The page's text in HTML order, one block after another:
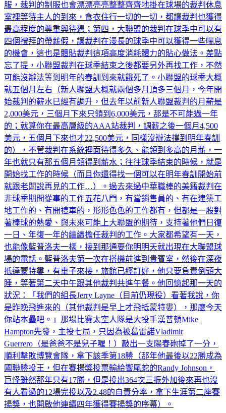
服，裁判的制服也會漂漂亮亮整整齊齊地掛在球場的裁判休息
室裡等待主人的到來，食衣住行一切的一切，都讓裁判也獲得
最高程度的尊重與待遇；第四，大聯盟的裁判在球季中可以有
四個禮拜的帶薪假，讓裁判在漫長的球季中可以獲得一些喘息
的機會，這也是體貼裁判這項高度消耗體力的貼心做法。差點
忘了提，小聯盟裁判在球季結束之後都要另外再找工作，不然
可能沒辦法等到明年的春訓到來就餓死了。小聯盟的球季大概
就五個月左右（新人聯盟大概就兩個多月頂多三個月，今年開
始裁判的薪水已經有調升，但去年以前新人聯盟裁判的月薪是
2,000美元，三個月下來只領到6,000美元，那是不可能過一年
的；就算你在最高層級的AAA站裁判，調薪之後一個月4,500
美元，五個月下來也才22,500美元，同樣沒辦法撐到明年春訓
的），不管裁判在系統裡面待得多久、能領到多高的月薪，一
年也就只有那五個月領得到薪水；往往球季結束的時候，就是
開始找工作的時候（而且你還得找一個可以在明年春訓開始前
就跟老闆說再見的工作…）。過去來過中華職棒的美籍裁判在
非球季期間從事的工作五花八門，有當銷售員的、有在建築工
地工作的、有開禮車的，形形色色的工作都有，但都是一股對
著棒球的熱愛、與未來可能上大聯盟的期待，支持著他們日復
一日、年復一年的繼續擔任裁判的工作。大家都希望有一天，
也能像藍普洛夫一樣，接到那通要你明明天就出現在大聯盟球
場的電話。藍普洛夫第一次在搭機前進到貴賓室，然後在深夜
抵達蒙特婁，有車子來接，旅館已經訂好，他只要負責倒頭大
睡，等著第二天中午跟其他裁判共進午餐。他回憶起那一天的
狀況：「我們的組長Jerry Layne（目前仍現役）看著我說，你
是昨晚飛進來的（其他裁判是早上才飛抵蒙特婁），那麼今天
你站本壘吧。」那場比賽太空人隊是大投手漢普頓Mike
Hampton先發，主投七局，只因為被葛雷諾Vladimir
Guerrero（是爸爸不是兒子喔！）敲出一支陽春砲掉了一分，
順利擊敗博覽會隊，拿下該季第18勝（那年他最後以22勝成為
國聯勝投王，但在賽揚獎投票輸給響尾蛇的Randy Johnson，
巨怪雖然那年只有17勝，但是投出364次三振外加後來再也沒
有人看過的12場完投以及2.48的自責分率，拿下生涯第二座賽
揚獎，也開啟他連續四年獲得賽揚獎的序幕）。